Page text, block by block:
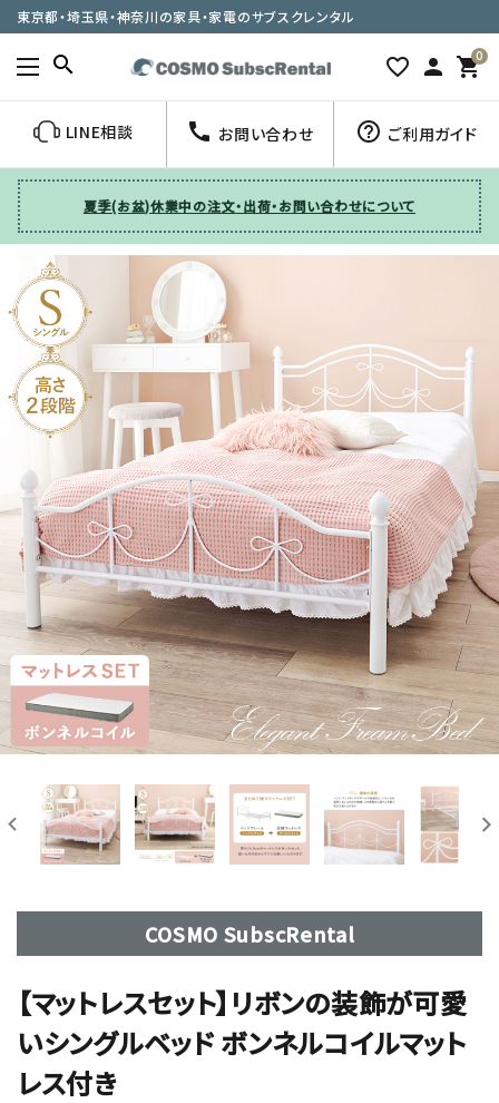
東京都・埼玉県・神奈川の家具・家電のサブスクレンタル
search favorite_border person 0
shopping_cart
LINE相談 call お問い合わせ help_outline ご利用ガイド
夏季(お盆)休業中の注文・出荷・お問い合わせについて
COSMO SubscRental
【マットレスセット】リボンの装飾が可愛
いシングルベッド ボンネルコイルマット
レス付き